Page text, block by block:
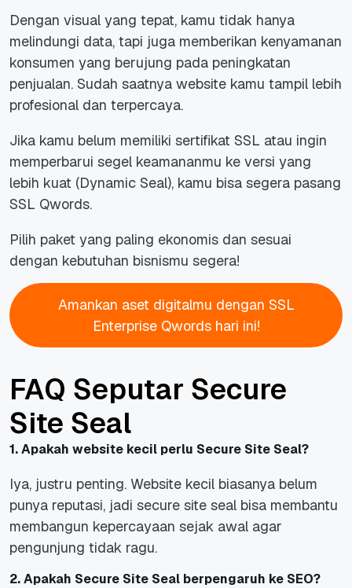
Dengan visual yang tepat, kamu tidak hanya
melindungi data, tapi juga memberikan kenyamanan
konsumen yang berujung pada peningkatan
penjualan. Sudah saatnya website kamu tampil lebih
profesional dan terpercaya.
Jika kamu belum memiliki sertifikat SSL atau ingin
memperbarui segel keamananmu ke versi yang
lebih kuat (Dynamic Seal), kamu bisa segera pasang
SSL Qwords.
Pilih paket yang paling ekonomis dan sesuai
dengan kebutuhan bisnismu segera!
Amankan aset digitalmu dengan SSL
Enterprise Qwords hari ini!
FAQ Seputar Secure
Site Seal
1. Apakah website kecil perlu Secure Site Seal?
Iya, justru penting. Website kecil biasanya belum
punya reputasi, jadi secure site seal bisa membantu
membangun kepercayaan sejak awal agar
pengunjung tidak ragu.
2. Apakah Secure Site Seal berpengaruh ke SEO?